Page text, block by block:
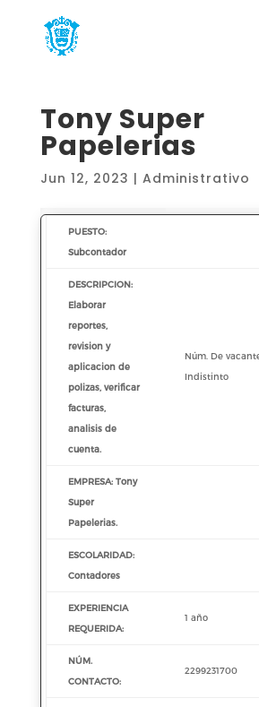
Tony Super
Papelerias
Jun 12, 2023 | Administrativo
PUESTO:
Subcontador
DESCRIPCION:
Elaborar
reportes,
revision y
aplicacion de
polizas, verificar
facturas,
analisis de
cuenta.
Núm. De
Indistinto
EMPRESA: Tony
Super
Papelerias.
ESCOLARIDAD:
Contadores
EXPERIENCIA
REQUERIDA:
1 año
NÚM.
CONTACTO:
2299231700